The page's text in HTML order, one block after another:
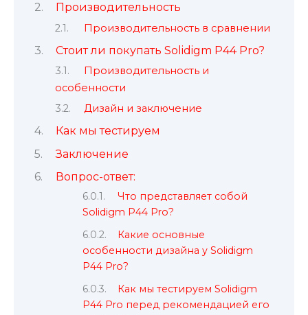
Производительность
Производительность в сравнении
Стоит ли покупать Solidigm P44 Pro?
Производительность и
особенности
Дизайн и заключение
Как мы тестируем
Заключение
Вопрос-ответ:
Что представляет собой
Solidigm P44 Pro?
Какие основные
особенности дизайна у Solidigm
P44 Pro?
Как мы тестируем Solidigm
P44 Pro перед рекомендацией его